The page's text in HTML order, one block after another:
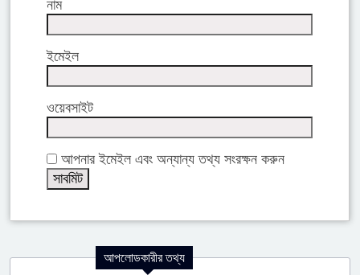
নাম
ইমেইল
ওয়েবসাইট
আপনার ইমেইল এবং অন্যান্য তথ্য সংরক্ষন করুন
আপলোডকারীর তথ্য